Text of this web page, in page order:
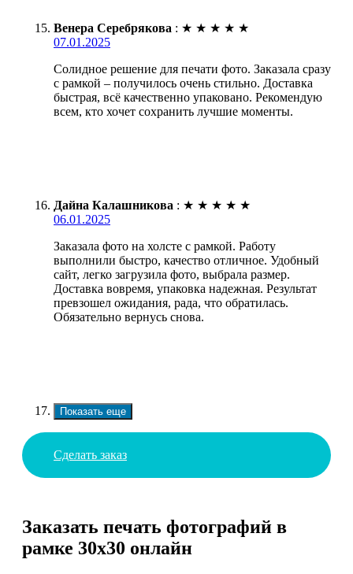
Венера Серебрякова : ★ ★ ★ ★ ★
07.01.2025
Солидное решение для печати фото. Заказала сразу
с рамкой – получилось очень стильно. Доставка
быстрая, всё качественно упаковано. Рекомендую
всем, кто хочет сохранить лучшие моменты.
Дайна Калашникова : ★ ★ ★ ★ ★
06.01.2025
Заказала фото на холсте с рамкой. Работу
выполнили быстро, качество отличное. Удобный
сайт, легко загрузила фото, выбрала размер.
Доставка вовремя, упаковка надежная. Результат
превзошел ожидания, рада, что обратилась.
Обязательно вернусь снова.
Показать еще
Сделать заказ
Заказать печать фотографий в
рамке 30х30 онлайн